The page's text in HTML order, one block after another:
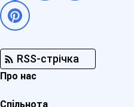
RSS-стрічка
Про нас
Спільнота